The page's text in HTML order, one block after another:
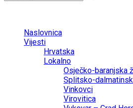
Naslovnica
Vijesti
Hrvatska
Lokalno
Osječko-baranjska
Splitsko-
Vinkovci
Virovitica